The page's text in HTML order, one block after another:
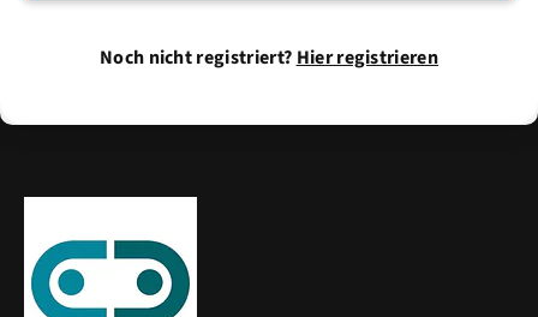
Noch nicht registriert? Hier registrieren